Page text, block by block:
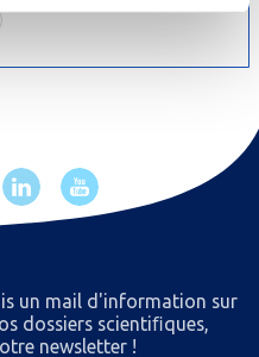
un mail d'information sur
dossiers scientiﬁques,
newsletter !